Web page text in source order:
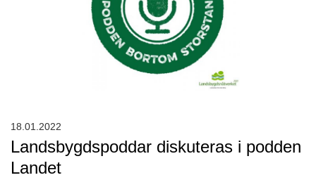
Landsbygdspoddar diskuteras i podden
Landet
18.01.2022